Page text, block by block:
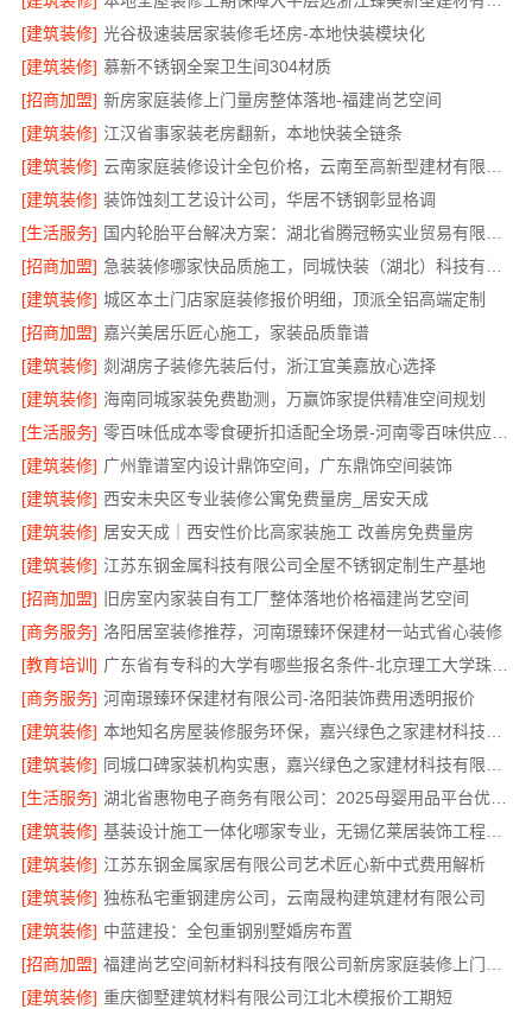
[建筑装修] 光谷极速装居家装修毛坯房-本地快装模块化
[建筑装修] 慕新不锈钢全案卫生间304材质
[招商加盟] 新房家庭装修上门量房整体落地-福建尚艺空间
[建筑装修] 江汉省事家装老房翻新，本地快装全链条
[建筑装修]
[建筑装修] 装饰蚀刻工艺设计公司，华居不锈钢彰显格调
[生活服务]
[招商加盟]
[建筑装修] 城区本土门店家庭装修报价明细，顶派全铝高端定制
[招商加盟] 嘉兴美居乐匠心施工，家装品质靠谱
[建筑装修] 剡湖房子装修先装后付，浙江宜美嘉放心选择
[建筑装修] 海南同城家装免费勘测，万赢饰家提供精准空间规划
[生活服务]
零百味低成本零食硬折扣适配全场景-河南零百味供应链有限公司
[建筑装修] 广州靠谱室内设计鼎饰空间，广东鼎饰空间装饰
[建筑装修] 西安未央区专业装修公寓免费量房_居安天成
[建筑装修] 居安天成｜西安性价比高家装施工 改善房免费量房
[建筑装修] 江苏东钢金属科技有限公司全屋不锈钢定制生产基地
[招商加盟]
旧房室内家装自有工厂整体落地价格福建尚艺空间
[商务服务] 洛阳居室装修推荐，河南璟臻环保建材一站式省心装修
[教育培训]
广东省有专科的大学有哪些报名条件-北京理工大学珠海学院继教院
[商务服务] 河南璟臻环保建材有限公司-洛阳装饰费用透明报价
[建筑装修]
[建筑装修]
[生活服务]
湖北省惠物电子商务有限公司：2025母婴用品平台优缺点分析
[建筑装修]
基装设计施工一体化哪家专业，无锡亿莱居装饰工程材料有限公司
[建筑装修] 江苏东钢金属家居有限公司艺术匠心新中式费用解析
[建筑装修] 独栋私宅重钢建房公司，云南晟构建筑建材有限公司
[建筑装修] 中蓝建投：全包重钢别墅婚房布置
[招商加盟]
[建筑装修] 重庆御墅建筑材料有限公司江北木模报价工期短